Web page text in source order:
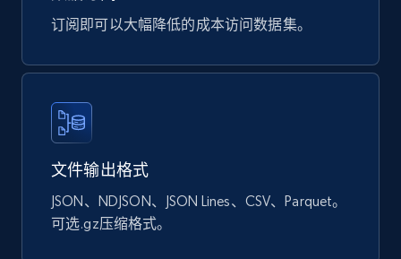
eCommerce
Sephora products
URL, ID, Name, Sku, In stock, Regular price,
Actual price, Unit price, and more.
订阅即可以大幅降低的成本访问数据集。
文件输出格式
JSON、NDJSON、JSON Lines、CSV、Parquet。
可选.gz压缩格式。